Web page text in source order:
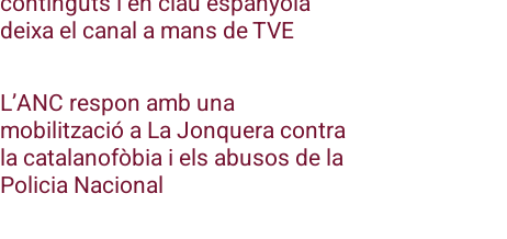
deixa el canal a mans de TVE
L’ANC respon amb una
mobilització a La Jonquera contra
la catalanofòbia i els abusos de la
Policia Nacional